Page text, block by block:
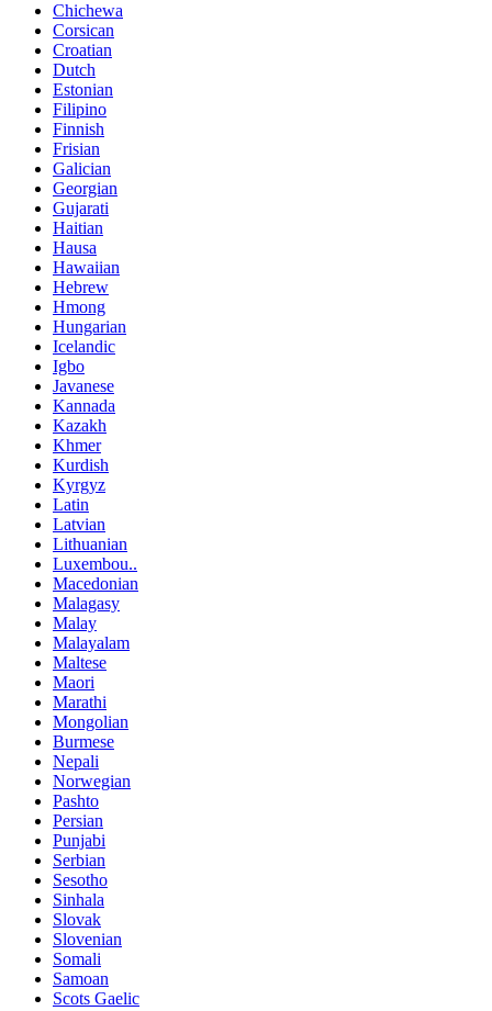
Chichewa
Corsican
Croatian
Dutch
Estonian
Filipino
Finnish
Frisian
Galician
Georgian
Gujarati
Haitian
Hausa
Hawaiian
Hebrew
Hmong
Hungarian
Icelandic
Igbo
Javanese
Kannada
Kazakh
Khmer
Kurdish
Kyrgyz
Latin
Latvian
Lithuanian
Luxembou..
Macedonian
Malagasy
Malay
Malayalam
Maltese
Maori
Marathi
Mongolian
Burmese
Nepali
Norwegian
Pashto
Persian
Punjabi
Serbian
Sesotho
Sinhala
Slovak
Slovenian
Somali
Samoan
Scots Gaelic